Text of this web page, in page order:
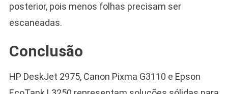
posterior, pois menos folhas precisam ser
escaneadas.
Conclusão
HP DeskJet 2975, Canon Pixma G3110 e Epson